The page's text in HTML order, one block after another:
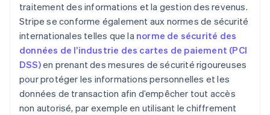
traitement des informations et la gestion des revenus.
Stripe se conforme également aux normes de sécurité
internationales telles que la norme de sécurité des
données de l’industrie des cartes de paiement (PCI
DSS)en prenant des mesures de sécurité rigoureuses
pour protéger les informations personnelles et les
données de transaction afin d’empêcher tout accès
non autorisé, par exemple en utilisant le chiffrement